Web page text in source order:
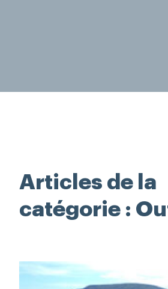
Articles de la
catégorie :